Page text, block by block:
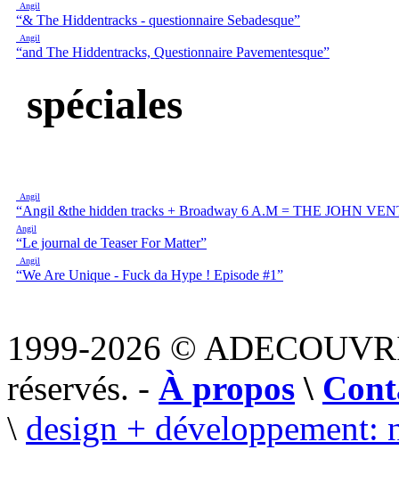
Angil
“& The Hiddentracks - questionnaire Sebadesque”
Angil
“and The Hiddentracks, Questionnaire Pavementesque”
spéciales
Angil
“Angil &the hidden tracks + Broadway 6 A.M = THE JOHN
Angil
“Le journal de Teaser For Matter”
Angil
“We Are Unique - Fuck da Hype ! Episode #1”
1999-2026 ©
réservés. - À propos \
\ design + développement: